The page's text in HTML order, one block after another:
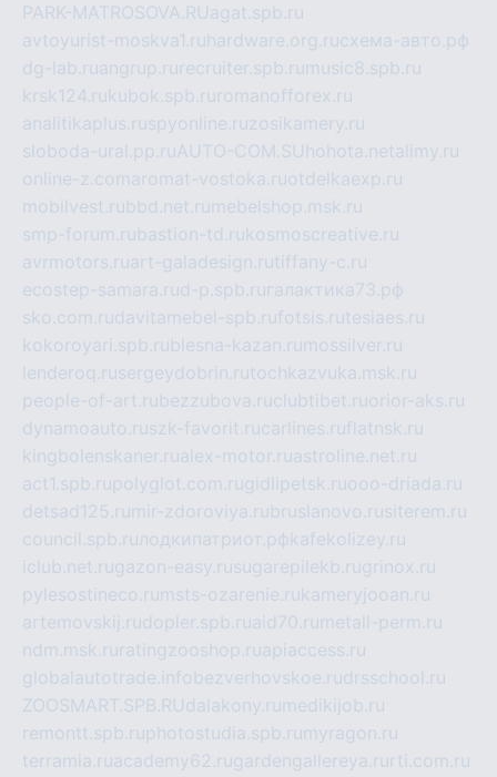
PARK-MATROSOVA.RUagat.spb.ru
avtoyurist-moskva1.ru hardware.org.ruсхема-авто.рф
dg-lab.ruangrup.ru recruiter.spb.ru music8.spb.ru
krsk124.rukubok.spb.ru romanofforex.ru
analitikaplus.ruspyonline.ruzosikamery.ru
sloboda-ural.pp.ruAUTO-COM.SU hohota.netalimy.ru
online-z.comaromat-vostoka.ruotdelkaexp.ru
mobilvest.rubbd.net.ru mebelshop.msk.ru
smp-forum.rubastion-td.rukosmoscreative.ru
avrmotors.ruart-galadesign.rutiffany-c.ru
ecostep-samara.rud-p.spb.ru галактика73.рф
sko.com.rudavitamebel-spb.rufotsis.rutesiaes.ru
kokoroyari.spb.rublesna-kazan.ru mossilver.ru
lenderoq.rusergeydobrin.rutochkazvuka.msk.ru
people-of-art.rubezzubova.ruclubtibet.ruorior-aks.ru
dynamoauto.ruszk-favorit.rucarlines.ruflatnsk.ru
kingbolenskaner.rualex-motor.ruastroline.net.ru
act1.spb.rupolyglot.com.rugidlipetsk.ruooo-driada.ru
detsad125.ru mir-zdoroviya.rubruslanovo.rusiterem.ru
council.spb.ruлодкипатриот.рфkafekolizey.ru
iclub.net.rugazon-easy.rusugarepilekb.rugrinox.ru
pylesostineco.ru msts-ozarenie.rukameryjooan.ru
artemovskij.rudopler.spb.ruaid70.ru metall-perm.ru
ndm.msk.ru ratingzooshop.ruapiaccess.ru
globalautotrade.info bezverhovskoe.rudrsschool.ru
ZOOSMART.SPB.RUdalakony.ru medikijob.ru
remontt.spb.ruphotostudia.spb.ru myragon.ru
terramia.ruacademy62.rugardengallereya.ru rti.com.ru